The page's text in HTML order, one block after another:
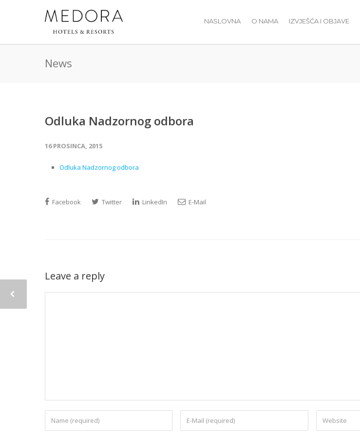
NASLOVNA O NAMA IZVJEŠĆA I OBJAVE
News
Odluka Nadzornog odbora
16 PROSINCA, 2015
Odluka Nadzornog odbora
Facebook Twitter LinkedIn E-Mail
Leave a reply